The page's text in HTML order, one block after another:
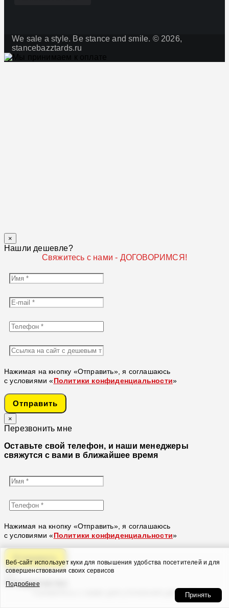
We sale a style. Be stance and smile. © 2026,
stancebazztards.ru
Веб-сайт использует куки для повышения удобства посетителей и для
совершенствования своих сервисов
Подробнее
Принять
×
Нашли дешевле?
Свяжитесь с нами - ДОГОВОРИМСЯ!
Нажимая на кнопку «Отправить», я соглашаюсь
с условиями « Политики конфиденциальности»
Отправить
×
Перезвонить мне
Оставьте свой телефон, и наши менеджеры
свяжутся с вами в ближайшее время
Нажимая на кнопку «Отправить», я соглашаюсь
с условиями « Политики конфиденциальности»
Отправить
×
Сотрудничество
Свяжитесь с нами для уточнения деталей